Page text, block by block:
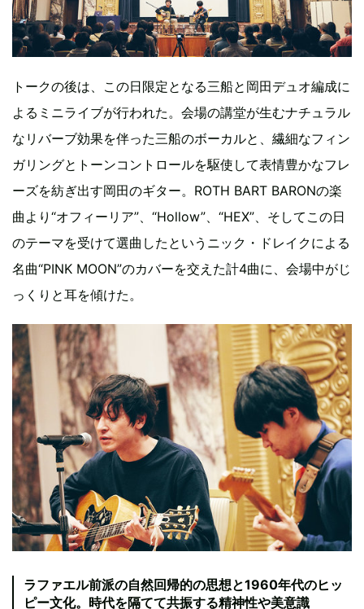
トークの後は、この日限定となる三船と岡田デュオ編成に
よるミニライブが行われた。会場の講堂が生むナチュラル
なリバーブ効果を伴った三船のボーカルと、繊細なフィン
ガリングとトーンコントロールを駆使して表情豊かなフレ
ーズを紡ぎ出す岡田のギター。ROTH BART BARONの楽
曲より“オフィーリア”、“Hollow”、“HEX”、そしてこの日
のテーマを受けて選曲したというニック・ドレイクによる
名曲“PINK MOON”のカバーを交えた計4曲に、会場中がじ
っくりと耳を傾けた。
ラファエル前派の自然回帰的の思想と1960年代のヒッ
ピー文化。時代を隔てて共振する精神性や美意識